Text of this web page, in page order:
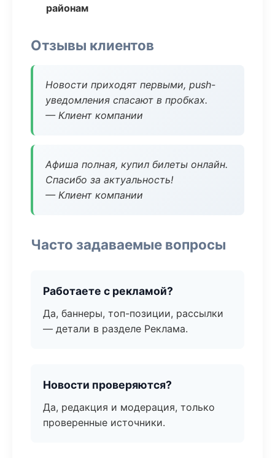
районам
Отзывы клиентов
Новости приходят первыми, push-
уведомления спасают в пробках.
— Клиент компании
Афиша полная, купил билеты онлайн.
Спасибо за актуальность!
— Клиент компании
Часто задаваемые вопросы
Работаете с рекламой?
Да, баннеры, топ-позиции, рассылки
— детали в разделе Реклама.
Новости проверяются?
Да, редакция и модерация, только
проверенные источники.